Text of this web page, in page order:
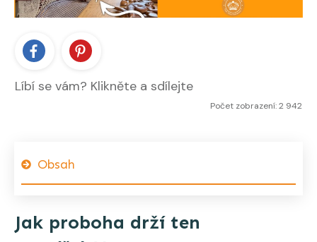
Líbí se vám? Klikněte a sdílejte
Počet zobrazení: 2 942
Obsah
Jak proboha drží ten